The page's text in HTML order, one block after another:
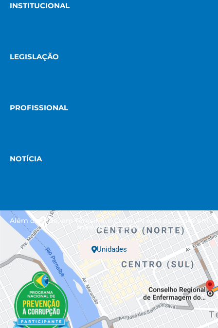
INSTITUCIONAL
LEGISLAÇÃO
PROFISSIONAL
NOTÍCIA
Além da sede, em Teresina, o Coren-PI está presente em
mais sete cidades.
Unidades